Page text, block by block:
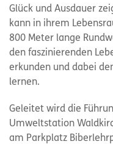
Glück und Ausdauer
kann in ihrem
800 Meter lange
den faszinierenden
erkunden und dabei
lernen.
Geleitet wird die
Umweltstation
am Parkplatz